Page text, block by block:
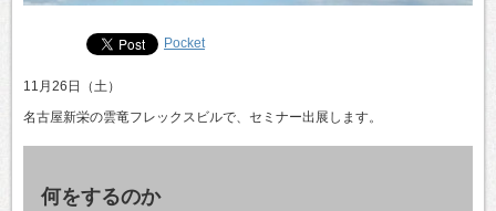
Pocket
11月26日（土）
名古屋新栄の雲竜フレックスビルで、セミナー出展します。
何をするのか